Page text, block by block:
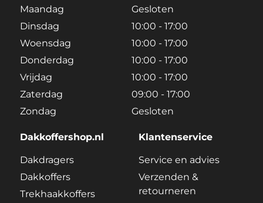
Maandag
Gesloten
Dinsdag
10:00 - 17:00
Woensdag
10:00 - 17:00
Donderdag
10:00 - 17:00
Vrijdag
10:00 - 17:00
Zaterdag
09:00 - 17:00
Zondag
Gesloten
Dakkoffershop.nl
Dakdragers
Dakkoffers
Trekhaakkoffers
Klantenservice
Service en advies
Verzenden &
retourneren